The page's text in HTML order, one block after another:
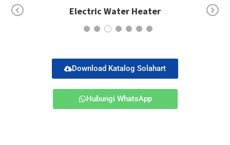
Electric Water Heater
Download Katalog Solahart
Hubungi WhatsApp